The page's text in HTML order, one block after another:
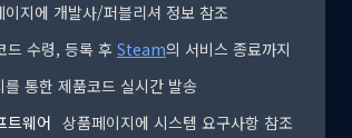
이지에 개발사/퍼블리셔 정보 참조
드 수령, 등록 후 Steam의 서비스 종료까지
를 통한 제품코드 실시간 발송
트웨어 상품페이지에 시스템 요구사항 참조